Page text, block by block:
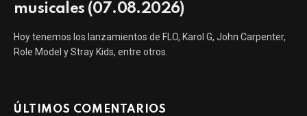
musicales (07.08.2026)
Hoy tenemos los lanzamientos de FLO, Karol G, John Carpenter,
Role Model y Stray Kids, entre otros.
ÚLTIMOS COMENTARIOS